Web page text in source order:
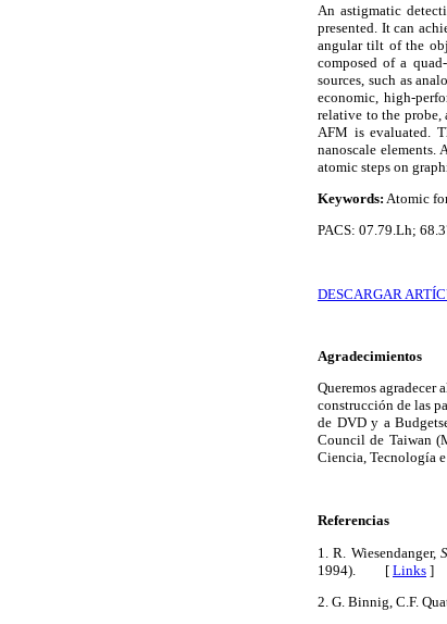
An astigmatic
presented. It can
angular tilt of the
composed of a
sources, such as
economic, high-
relative to the probe,
AFM is evaluated.
nanoscale
atomic steps on
Keywords: Atomic
PACS: 07.79.Lh;
DESCARGAR
Agradecimientos
Queremos
construcción de las
de DVD y a
Council de Taiwan
Ciencia, Tecnología
Referencias
1. R. Wiesendanger,
1994). [ Links ]
2. G. Binnig, C.F.